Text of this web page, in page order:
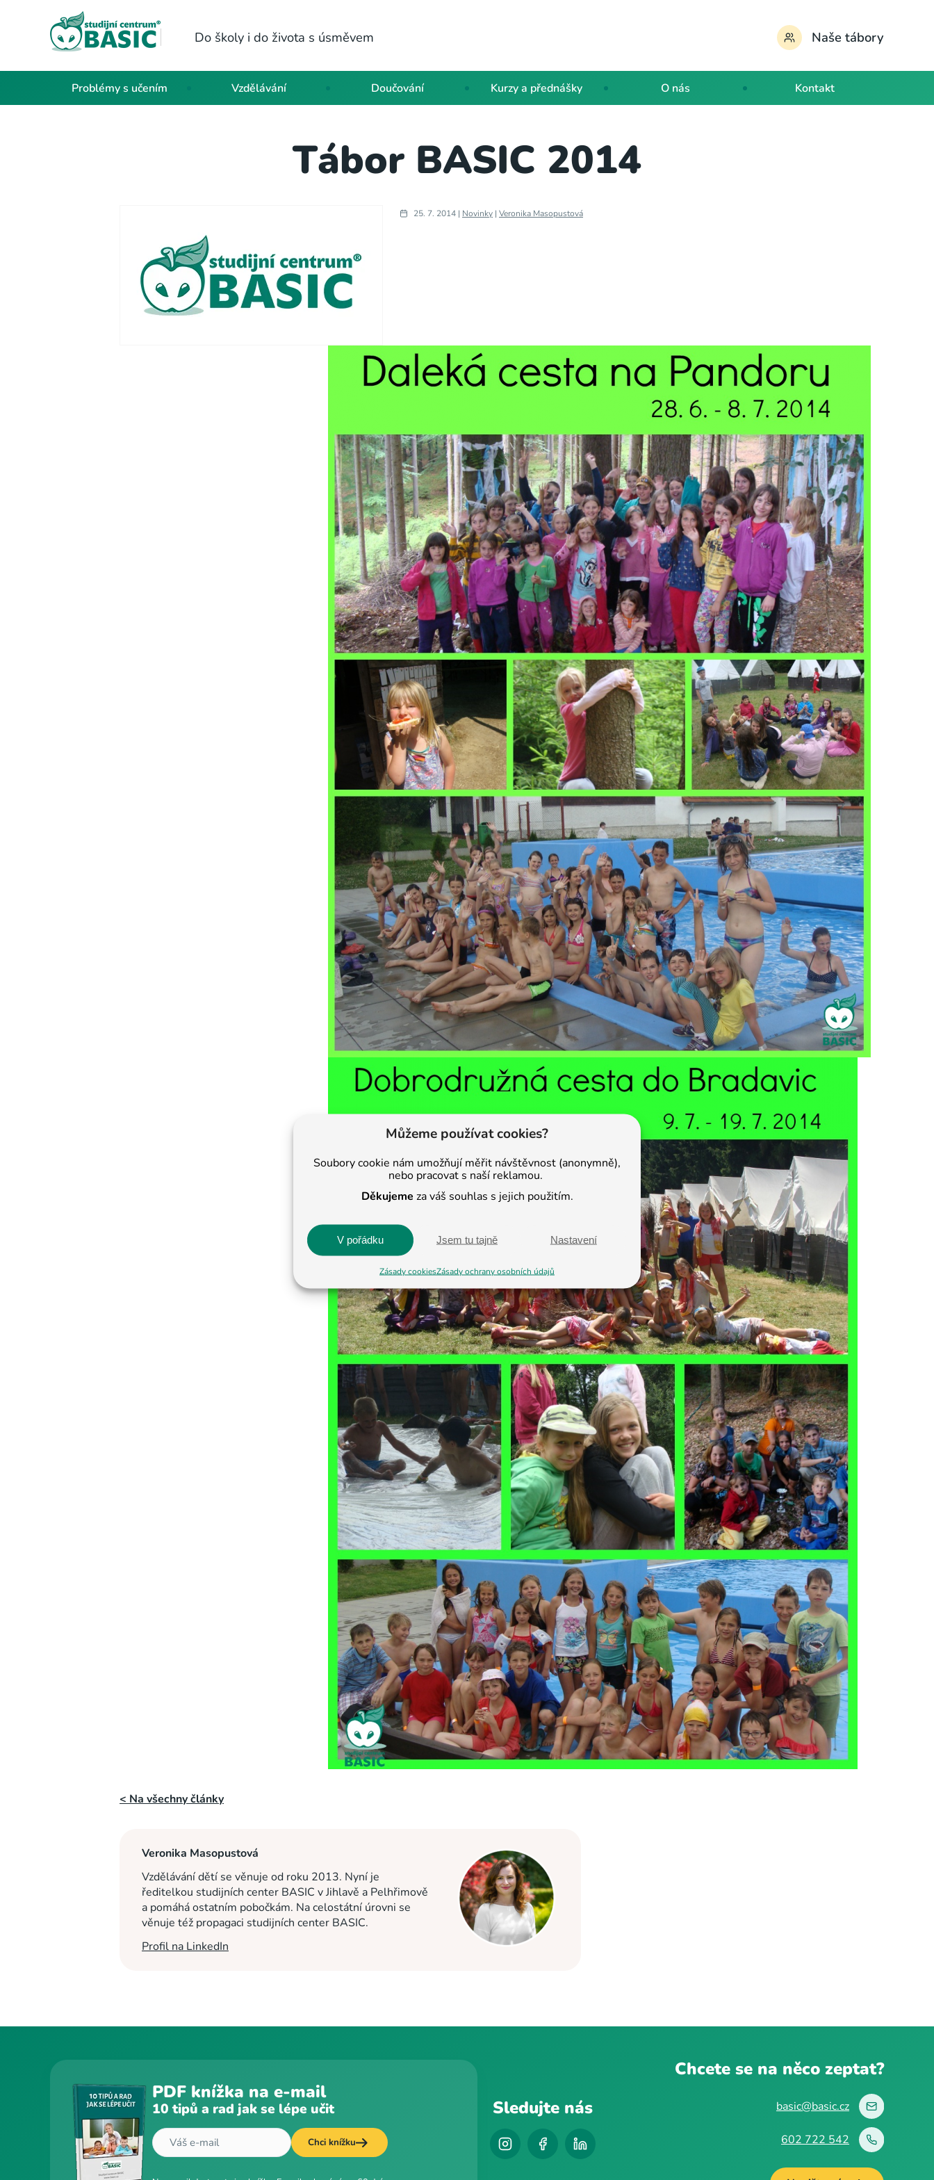
Můžeme používat cookies?
Soubory cookie nám umožňují měřit návštěvnost (anonymně),
nebo pracovat s naší reklamou.
Děkujeme za váš souhlas s jejich použitím.
V pořádku Jsem tu tajně Nastavení
Zásady cookiesZásady ochrany osobních údajů
Do školy i do života s úsměvem Naše tábory
Problémy s učením Vzdělávání Doučování Kurzy a přednášky O nás Kontakt
Tábor BASIC 2014
25. 7. 2014 | Novinky | Veronika Masopustová
< Na všechny články
Veronika Masopustová
Vzdělávání dětí se věnuje od roku 2013. Nyní je
ředitelkou studijních center BASIC v Jihlavě a Pelhřimově
a pomáhá ostatním pobočkám. Na celostátní úrovni se
věnuje též propagaci studijních center BASIC.
Profil na LinkedIn
PDF knížka na e-mail
10 tipů a rad jak se lépe učit
Chci knížku
Sledujte nás
Chcete se na něco zeptat?
basic@basic.cz
602 722 542